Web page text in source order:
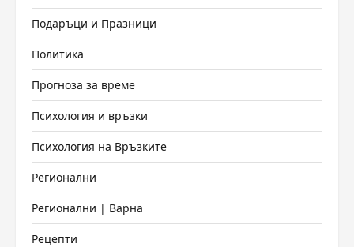
Подаръци и Празници
Политика
Прогноза за време
Психология и връзки
Психология на Връзките
Регионални
Регионални | Варна
Рецепти